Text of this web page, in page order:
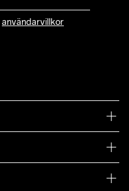
användarvillkor